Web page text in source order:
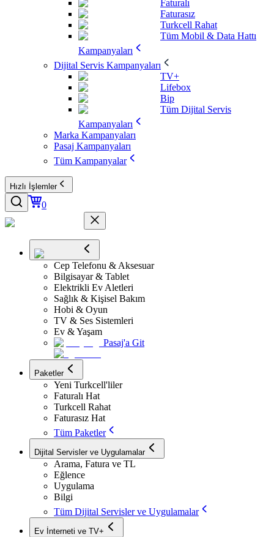
Faturalı
Faturasız
Turkcell Rahat
Tüm Mobil & Data Hattı
Kampanyaları
Dijital Servis Kampanyaları
TV+
Lifebox
Bip
Tüm Dijital Servis
Kampanyaları
Marka Kampanyaları
Pasaj Kampanyaları
Tüm Kampanyalar
Hızlı İşlemler
0
Cep Telefonu & Aksesuar
Bilgisayar & Tablet
Elektrikli Ev Aletleri
Sağlık & Kişisel Bakım
Hobi & Oyun
TV & Ses Sistemleri
Ev & Yaşam
Pasaj'a Git
Paketler
Yeni Turkcell'liler
Faturalı Hat
Turkcell Rahat
Faturasız Hat
Tüm Paketler
Dijital Servisler ve Uygulamalar
Arama, Fatura ve TL
Eğlence
Uygulama
Bilgi
Tüm Dijital Servisler ve Uygulamalar
Ev İnterneti ve TV+